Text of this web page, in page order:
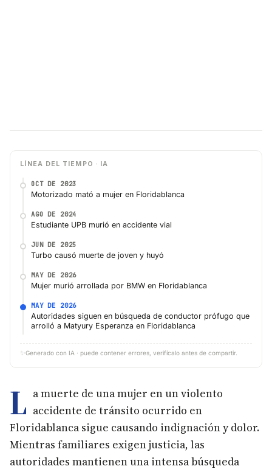
LÍNEA DEL TIEMPO · IA
OCT DE 2023
Motorizado mató a mujer en Floridablanca
AGO DE 2024
Estudiante UPB murió en accidente vial
JUN DE 2025
Turbo causó muerte de joven y huyó
MAY DE 2026
Mujer murió arrollada por BMW en Floridablanca
MAY DE 2026
Autoridades siguen en búsqueda de conductor prófugo que
arrolló a Matyury Esperanza en Floridablanca
✨ Generado con IA · puede contener errores, verifícalo antes de compartir.
L a muerte de una mujer en un violento
accidente de tránsito ocurrido en
Floridablanca sigue causando indignación y dolor.
Mientras familiares exigen justicia, las
autoridades mantienen una intensa búsqueda